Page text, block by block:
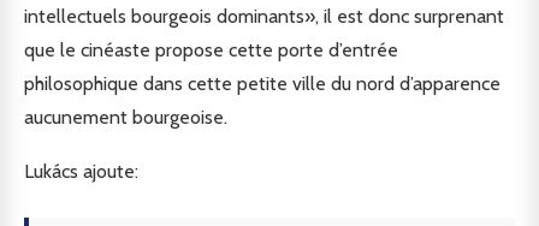
intellectuels bourgeois dominants», il est donc surprenant
que le cinéaste propose cette porte d’entrée
philosophique dans cette petite ville du nord d’apparence
aucunement bourgeoise.
Lukács ajoute: